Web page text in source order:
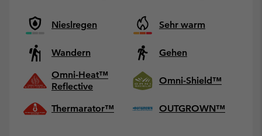
Nieslregen Sehr warm
Wandern
Gehen
Omni-Heat™
Reflective
Omni-Shield™
Thermarator™ OUTGROWN™